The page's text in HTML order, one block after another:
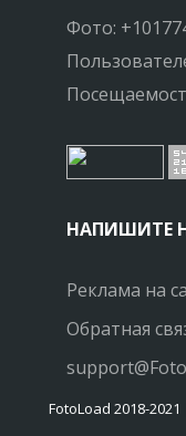
Фото:
НАПИШИТЕ
Реклама на
Обратная
FotoLoad 2018-